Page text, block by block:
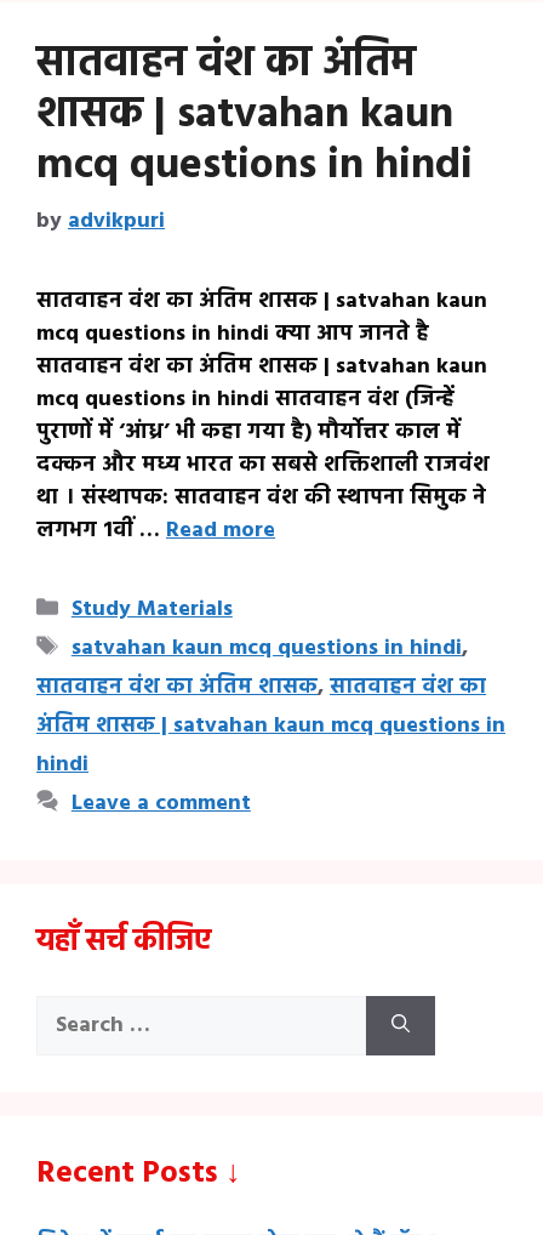
सातवाहन वंश का अंतिम
शासक | satvahan kaun
mcq questions in hindi
byadvikpuri
सातवाहन वंश का अंतिम शासक | satvahan kaun
mcq questions in hindi क्या आप जानते है
सातवाहन वंश का अंतिम शासक | satvahan kaun
mcq questions in hindi सातवाहन वंश (जिन्हें
पुराणों में ‘आंध्र’ भी कहा गया है) मौर्योत्तर काल में
दक्कन और मध्य भारत का सबसे शक्तिशाली राजवंश
था । संस्थापक: सातवाहन वंश की स्थापना सिमुक ने
लगभग 1वीं … Read more
Categories
Study Materials
Tags
satvahan kaun mcq questions in hindi,
सातवाहन वंश का अंतिम शासक,सातवाहन वंश का
अंतिम शासक | satvahan kaun mcq questions in
hindi
Leave a comment
यहाँ सर्च कीजिए
Search
Recent Posts ↓